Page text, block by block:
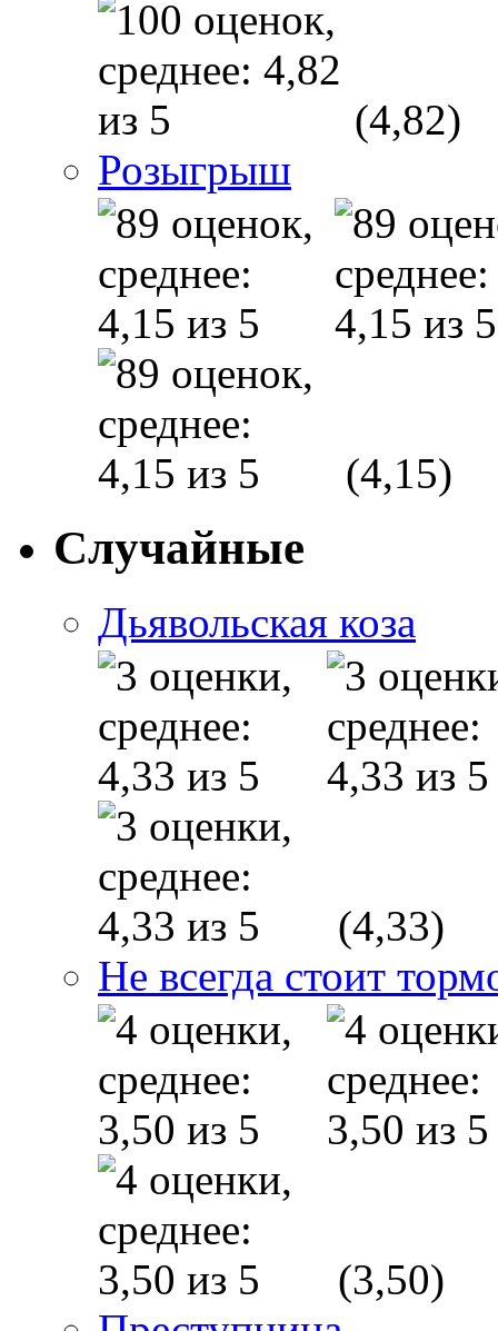
(4,82)
Розыгрыш
(4,15)
Случайные
Дьявольская коза
(4,33)
Не всегда стоит
(3,50)